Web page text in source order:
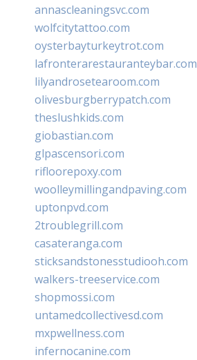
annascleaningsvc.com
wolfcitytattoo.com
oysterbayturkeytrot.com
lafronterarestauranteybar.com
lilyandrosetearoom.com
olivesburgberrypatch.com
theslushkids.com
giobastian.com
glpascensori.com
rifloorepoxy.com
woolleymillingandpaving.com
uptonpvd.com
2troublegrill.com
casateranga.com
sticksandstonesstudiooh.com
walkers-treeservice.com
shopmossi.com
untamedcollectivesd.com
mxpwellness.com
infernocanine.com